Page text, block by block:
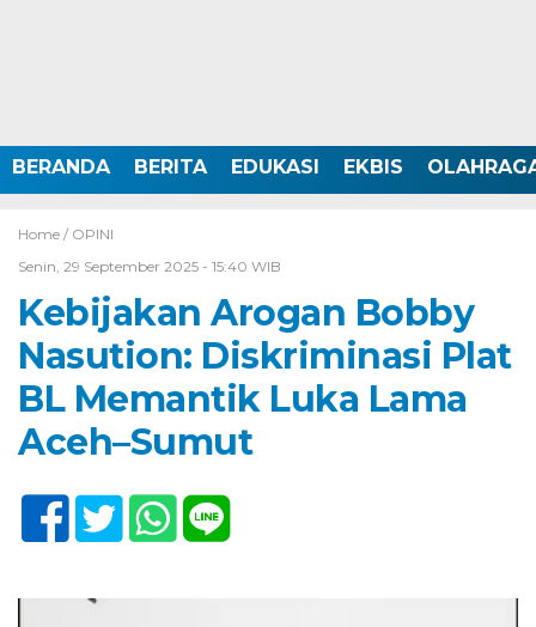
BERANDA BERITA EDUKASI EKBIS
Home / OPINI
Senin, 29 September 2025 - 15:40 WIB
Kebijakan Arogan Bobby
Nasution: Diskriminasi Plat
BL Memantik Luka Lama
Aceh–Sumut